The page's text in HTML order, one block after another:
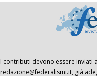
I contributi devono essere inviati
redazione@federalismi.it, già